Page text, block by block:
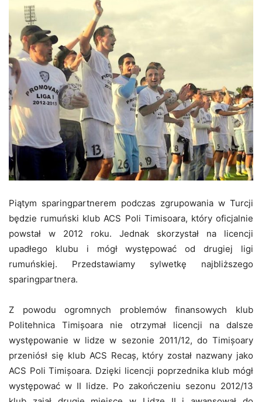
Piątym sparingpartnerem podczas zgrupowania w Turcji
będzie rumuński klub ACS Poli Timisoara, który oficjalnie
powstał w 2012 roku. Jednak skorzystał na licencji
upadłego klubu i mógł występować od drugiej ligi
rumuńskiej. Przedstawiamy sylwetkę najbliższego
sparingpartnera.
Z powodu ogromnych problemów finansowych klub
Politehnica Timișoara nie otrzymał licencji na dalsze
występowanie w lidze w sezonie 2011/12, do Timișoary
przeniósł się klub ACS Recaș, który został nazwany jako
ACS Poli Timișoara. Dzięki licencji poprzednika klub mógł
występować w II lidze. Po zakończeniu sezonu 2012/13